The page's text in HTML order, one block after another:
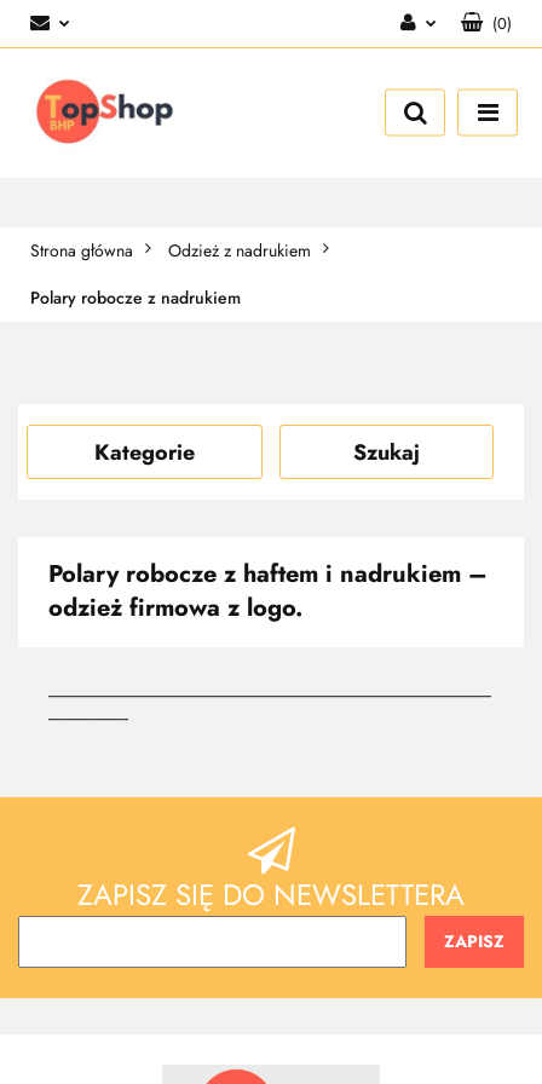
Zarejestruj się
(0)
Strona główna
Odzież z nadrukiem
Polary robocze z nadrukiem
Kategorie Szukaj
Polary robocze z haftem i nadrukiem –
odzież firmowa z logo.
--------------------------------------------------------------------------------------------------------------------------
----------------------
ZAPISZ SIĘ DO NEWSLETTERA